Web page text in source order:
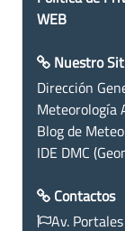
WEB
Nuestro
Dirección
Meteorología
Blog de
IDE DMC
Contactos
Av.